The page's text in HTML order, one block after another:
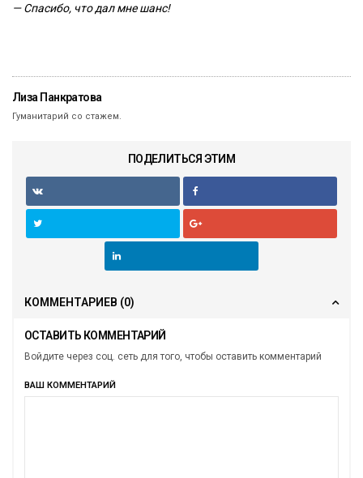
— Спасибо, что дал мне шанс!
Лиза Панкратова
Гуманитарий со стажем.
ПОДЕЛИТЬСЯ ЭТИМ
КОММЕНТАРИЕВ (0)
ОСТАВИТЬ КОММЕНТАРИЙ
Войдите через соц. сеть для того, чтобы оставить комментарий
ВАШ КОММЕНТАРИЙ